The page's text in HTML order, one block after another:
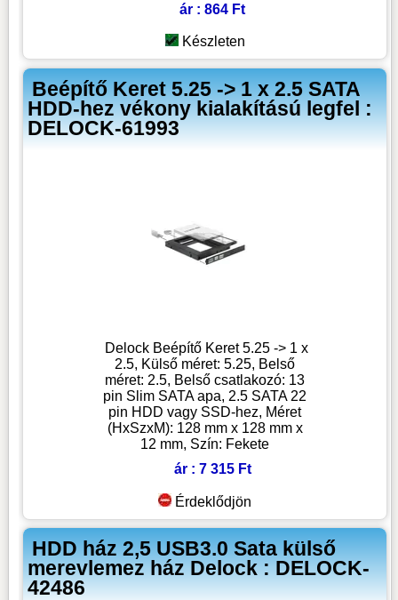
ár : 864 Ft
Készleten
Beépítő Keret 5.25 -> 1 x 2.5 SATA
HDD-hez vékony kialakítású legfel :
DELOCK-61993
Delock Beépítő Keret 5.25 -> 1 x
2.5, Külső méret: 5.25, Belső
méret: 2.5, Belső csatlakozó: 13
pin Slim SATA apa, 2.5 SATA 22
pin HDD vagy SSD-hez, Méret
(HxSzxM): 128 mm x 128 mm x
12 mm, Szín: Fekete
ár : 7 315 Ft
Érdeklődjön
HDD ház 2,5 USB3.0 Sata külső
merevlemez ház Delock : DELOCK-
42486